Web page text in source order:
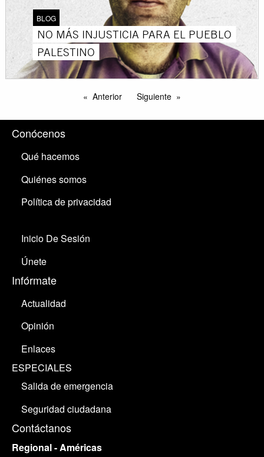
BLOG
NO MÁS INJUSTICIA PARA EL PUEBLO
PALESTINO
Anterior Siguiente
Conócenos
Qué hacemos
Quiénes somos
Política de privacidad
Inicio De Sesión
Únete
Infórmate
Actualidad
Opinión
Enlaces
ESPECIALES
Salida de emergencia
Seguridad ciudadana
Contáctanos
Regional - Américas